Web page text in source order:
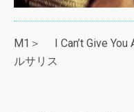
M1＞ I Can’t Give
ルサリス